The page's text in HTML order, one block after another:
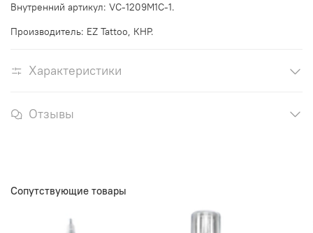
Внутренний артикул: VC-1209M1C-1.
Производитель: EZ Tattoo, КНР.
Характеристики
Отзывы
Сопутствующие товары